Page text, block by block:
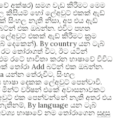
අක්ෂර) සමග වැඩ කිරීමට මෙම
කිසියම් හෝ ලේඅවුට් එකක් ඇඩ්
සිංහල නැති නිසා, අප එය ඇඩ්
එක ඔබන්න. එවිට පහත
එකක් ඇඩ් කිරීමට ක්‍රම
දෙකෙන්). By country යන ටැබ්
තෝරාගත් විට, ඊට යටින්
රටේ භාවිතා කරන භාෂාවේ විවිධ
තෝරා Add බට්න් එක ඔබන්න.
යන්න තේරූවිට, සිංහල
භාෂා දෙකක ලේඅවුට් පෙන්වාවි.
වර්ෂන් එකේ අවාසනාවකට
එක පෙන්වන්නේ නැති අතර එය
, By language යන ටැබ්
භාෂාවේ නම තෝරාගෙන සුදුසු